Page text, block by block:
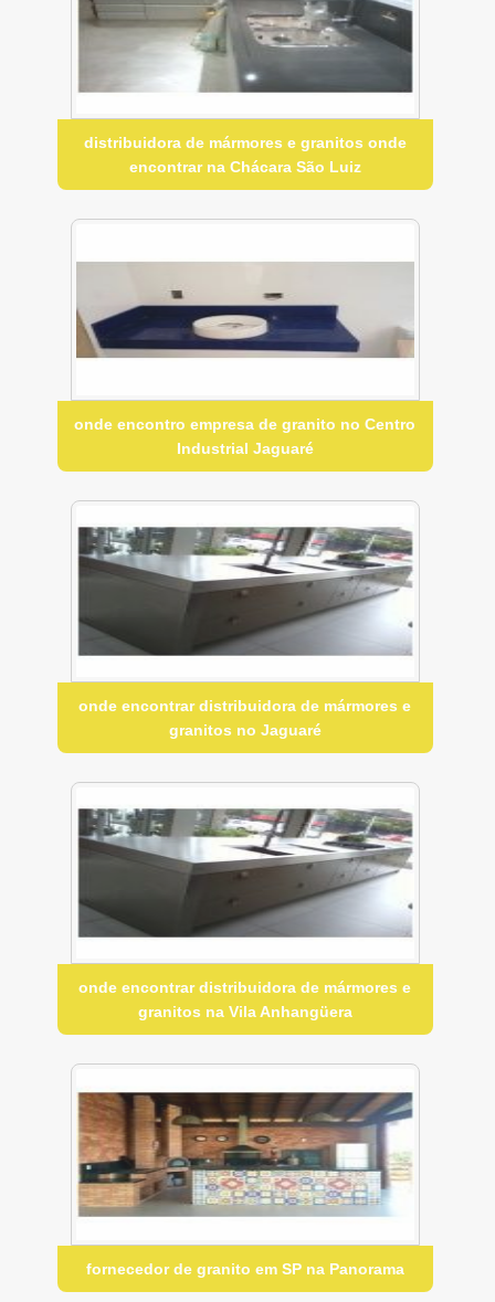
distribuidora de mármores e granitos onde
encontrar na Chácara São Luiz
onde encontro empresa de granito no Centro
Industrial Jaguaré
onde encontrar distribuidora de mármores e
granitos no Jaguaré
onde encontrar distribuidora de mármores e
granitos na Vila Anhangüera
fornecedor de granito em SP na Panorama